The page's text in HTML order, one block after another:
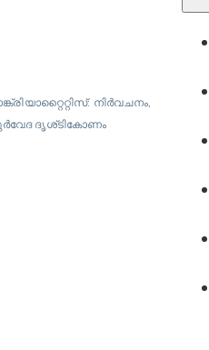
നിർവചനം,
ദൃശ്ടികോണം